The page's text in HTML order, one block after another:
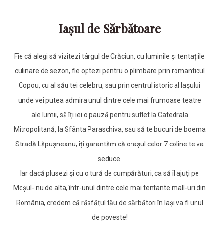
Iașul de Sărbătoare
Fie că alegi să vizitezi târgul de Crăciun, cu luminile și tentațiile
culinare de sezon, fie optezi pentru o plimbare prin romanticul
Copou, cu al său tei celebru, sau prin centrul istoric al Iașului
unde vei putea admira unul dintre cele mai frumoase teatre
ale lumii, să îți iei o pauză pentru suflet la Catedrala
Mitropolitană, la Sfânta Paraschiva, sau să te bucuri de boema
Stradă Lăpușneanu, îți garantăm că orașul celor 7 coline te va
seduce.
Iar dacă plusezi și cu o tură de cumpărături, ca să îl ajuți pe
Moșul- nu de alta, într-unul dintre cele mai tentante mall-uri din
România, credem că răsfățul tău de sărbători în Iași va fi unul
de poveste!